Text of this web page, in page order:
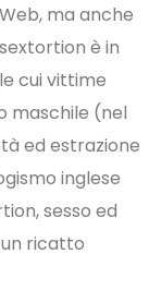
ma anche
è in
cui vittime
maschile (nel
ed estrazione
inglese
sesso ed
ricatto